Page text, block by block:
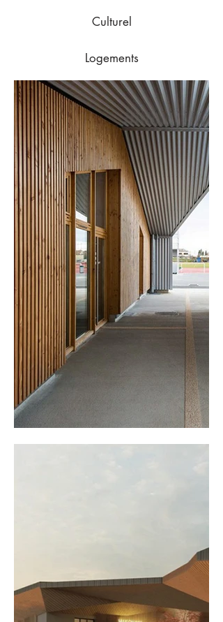
Culturel
Logements